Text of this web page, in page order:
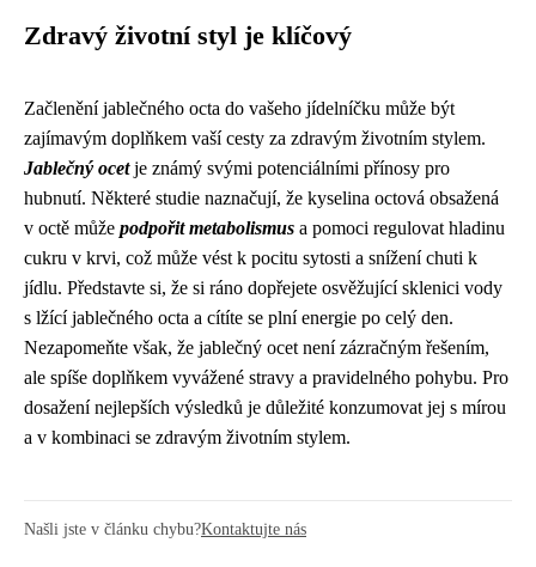
Zdravý životní styl je klíčový
Začlenění jablečného octa do vašeho jídelníčku může být
zajímavým doplňkem vaší cesty za zdravým životním stylem.
Jablečný ocetje známý svými potenciálními přínosy pro
hubnutí. Některé studie naznačují, že kyselina octová obsažená
v octě může podpořit metabolismus a pomoci regulovat hladinu
cukru v krvi, což může vést k pocitu sytosti a snížení chuti k
jídlu. Představte si, že si ráno dopřejete osvěžující sklenici vody
s lžící jablečného octa a cítíte se plní energie po celý den.
Nezapomeňte však, že jablečný ocet není zázračným řešením,
ale spíše doplňkem vyvážené stravy a pravidelného pohybu. Pro
dosažení nejlepších výsledků je důležité konzumovat jej s mírou
a v kombinaci se zdravým životním stylem.
Našli jste v článku chybu?Kontaktujte nás